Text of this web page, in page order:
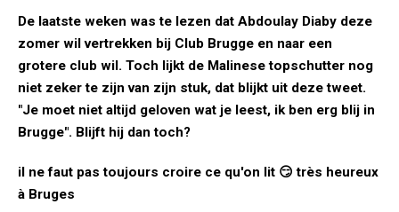
De laatste weken was te lezen dat Abdoulay Diaby deze
zomer wil vertrekken bij Club Brugge en naar een
grotere club wil. Toch lijkt de Malinese topschutter nog
niet zeker te zijn van zijn stuk, dat blijkt uit deze tweet.
"Je moet niet altijd geloven wat je leest, ik ben erg blij in
Brugge". Blijft hij dan toch?
il ne faut pas toujours croire ce qu'on lit 😏 très heureux
à Bruges